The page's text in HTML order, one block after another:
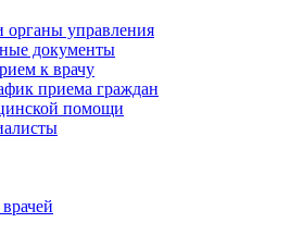
органы управления
документы
к врачу
приема граждан
помощи